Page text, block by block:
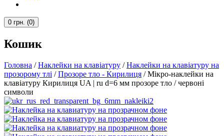
0 грн. (0)
Кошик
Головна /Наклейки на клавіатуру /Наклейки на клавіатуру на
прозорому тлі /Прозоре тло - Кирилиця / Мікро-наклейки на
клавіатуру Кирилиця UA | ru d=6 мм прозоре тло / червоні
символи